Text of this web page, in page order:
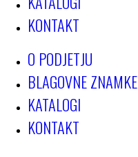
KONTAKT
O PODJETJU
BLAGOVNE ZNAMKE
KATALOGI
KONTAKT